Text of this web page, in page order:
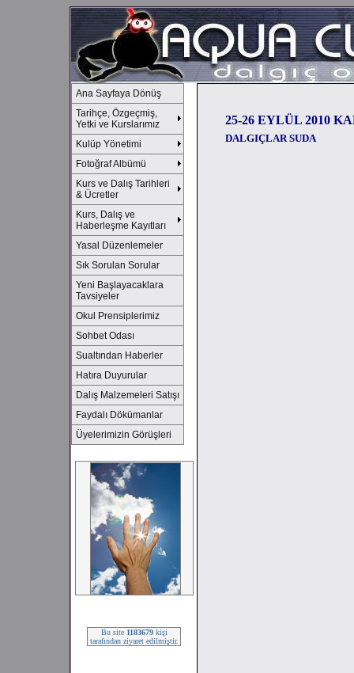
Ana Sayfaya Dönüş
Tarihçe, Özgeçmiş,
Yetki ve Kurslarımız
Kulüp Yönetimi
Fotoğraf Albümü
Kurs ve Dalış Tarihleri
& Ücretler
Kurs, Dalış ve
Haberleşme Kayıtları
Yasal Düzenlemeler
Sık Sorulan Sorular
Yeni Başlayacaklara
Tavsiyeler
Okul Prensiplerimiz
Sohbet Odası
Sualtından Haberler
Hatıra Duyurular
Dalış Malzemeleri Satışı
Faydalı Dökümanlar
Üyelerimizin Görüşleri
Bu site 1183679kişi
tarafından ziyaret edilmiştir.
25-26 EYLÜL 2010
DALGIÇLAR SUDA